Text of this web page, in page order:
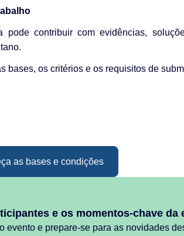
pode contribuir com evidências,
bases, os critérios e os requisitos de
as bases e condições
e os momentos-chave da
evento e prepare-se para as novidades